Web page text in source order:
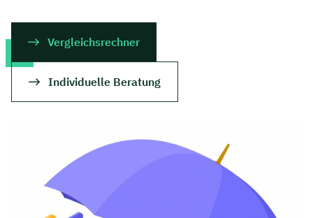
Vergleichsrechner
Individuelle Beratung